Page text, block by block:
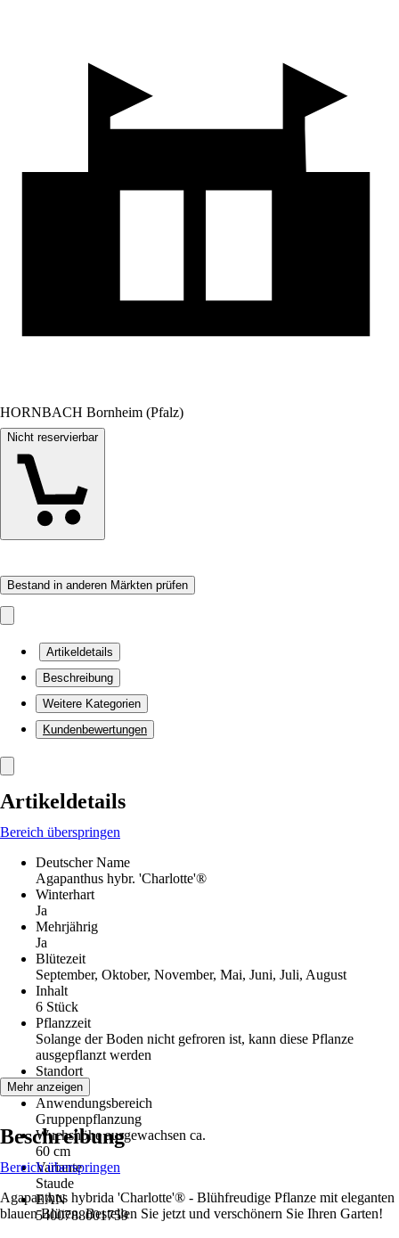
HORNBACH Bornheim (Pfalz)
Nicht reservierbar
Bestand in anderen Märkten prüfen
Artikeldetails
Beschreibung
Weitere Kategorien
Kundenbewertungen
Artikeldetails
Bereich überspringen
Deutscher Name
Agapanthus hybr. 'Charlotte'®
Winterhart
Ja
Mehrjährig
Ja
Blütezeit
September, Oktober, November, Mai, Juni, Juli, August
Inhalt
6 Stück
Pflanzzeit
Solange der Boden nicht gefroren ist, kann diese Pflanze
ausgepflanzt werden
Standort
Sonne
Anwendungsbereich
Gruppenpflanzung
Wuchshöhe ausgewachsen ca.
60 cm
Variante
Staude
EAN
5400788001759
Mehr anzeigen
Beschreibung
Bereich überspringen
Agapanthus hybrida 'Charlotte'® - Blühfreudige Pflanze mit eleganten
blauen Blüten. Bestellen Sie jetzt und verschönern Sie Ihren Garten!